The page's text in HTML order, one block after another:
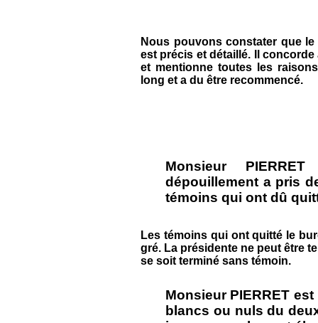
Nous pouvons constater que
est précis et détaillé. Il
et mentionne toutes les
long et a du être recommencé.
Monsieur
dépouillement a pris
témoins qui ont dû
Les témoins qui ont quitté le
gré. La présidente ne peut être
se soit terminé sans témoin.
Monsieur PIERRET
blancs ou nuls du